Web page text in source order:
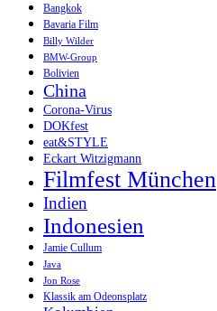
Bangkok
Bavaria Film
Billy Wilder
BMW-Group
Bolivien
China
Corona-Virus
DOKfest
eat&STYLE
Eckart Witzigmann
Filmfest München
Indien
Indonesien
Jamie Cullum
Java
Jon Rose
Klassik am Odeonsplatz